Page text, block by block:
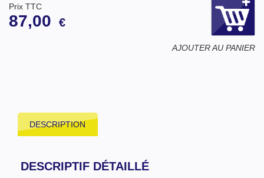
Prix TTC
87,00 €
AJOUTER AU PANIER
DESCRIPTION
DESCRIPTIF DÉTAILLÉ